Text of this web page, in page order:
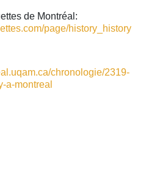
de Montréal:
page/history_history
chronologie/2319-
a-montreal